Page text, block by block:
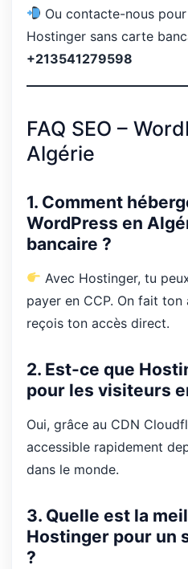
Ou contacte-nous
Hostinger sans carte
+213541279598
FAQ SEO –
Algérie
1. Comment
WordPress en
bancaire ?
Avec Hostinger, tu
payer en CCP. On fait
reçois ton accès direct.
2. Est-ce que
pour les visiteurs
Oui, grâce au CDN
accessible rapidement
dans le monde.
3. Quelle est la
Hostinger pour un
?